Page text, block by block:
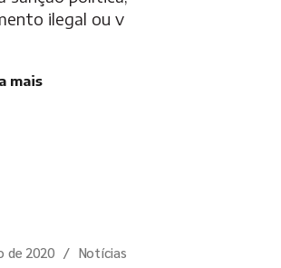
ilegal ou v
mais
de 2020 Notícias